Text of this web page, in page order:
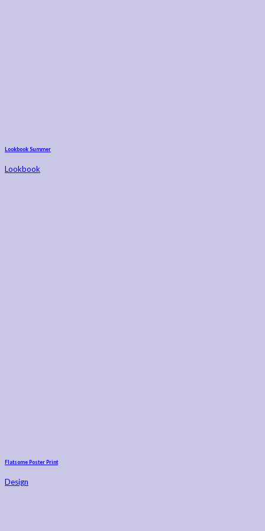
Lookbook Summer
Lookbook
Flatsome Poster Print
Design